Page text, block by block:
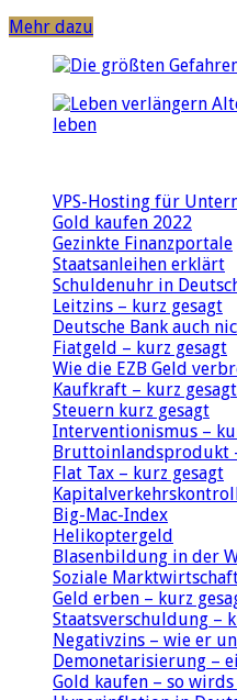
Mehr dazu
VPS-Hosting für
Gold kaufen 2022
Gezinkte Finanzportale
Staatsanleihen erklärt
Schuldenuhr in
Leitzins – kurz gesagt
Deutsche Bank auch
Fiatgeld – kurz gesagt
Wie die EZB Geld
Kaufkraft – kurz gesagt
Steuern kurz gesagt
Interventionismus –
Bruttoinlandsprodukt
Flat Tax – kurz gesagt
Big-Mac-Index
Helikoptergeld
Blasenbildung in der
Soziale
Geld erben – kurz
Staatsverschuldung –
Negativzins – wie er
Demonetarisierung –
Gold kaufen – so